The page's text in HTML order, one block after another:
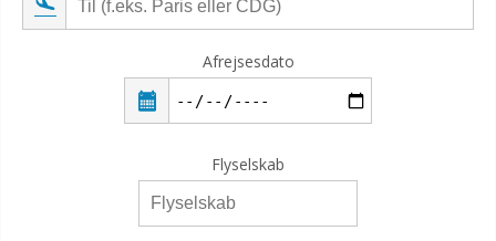
Afrejsesdato
Flyselskab